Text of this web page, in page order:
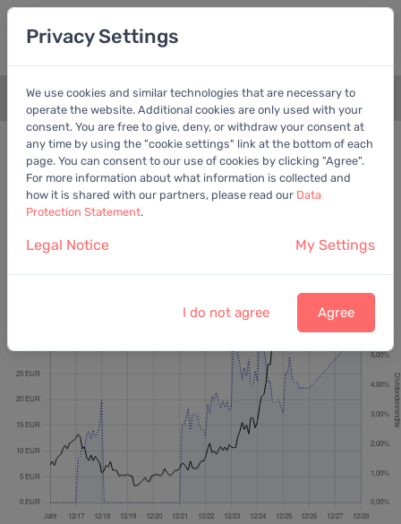
+
Bewertungschart Dividende
Empfohlen: Ber. Gewinn
Commerzbank AG 39,00 EUR vom7.8.2026
Privacy Settings
We use cookies and similar technologies that are necessary to
operate the website. Additional cookies are only used with your
consent. You are free to give, deny, or withdraw your consent at
any time by using the "cookie settings" link at the bottom of each
page. You can consent to our use of cookies by clicking "Agree".
For more information about what information is collected and
how it is shared with our partners, please read our Data
Protection Statement.
Legal Notice My Settings
I do not agree Agree